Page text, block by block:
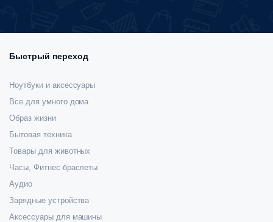
Быстрый переход
Ноутбуки и аксессуары
Все для умного дома
Образ жизни
Бытовая техника
Товары для животных
Часы, Фитнес-браслеты
Аудио
Зарядные устройства
Аксессуары для машины